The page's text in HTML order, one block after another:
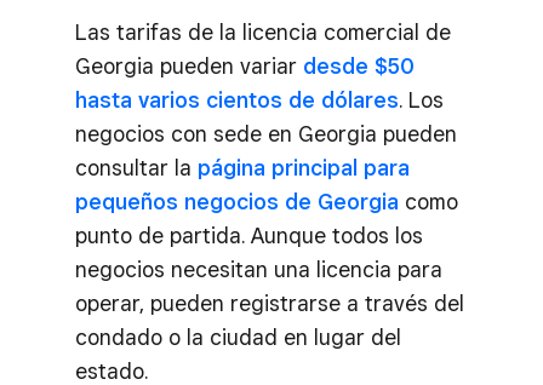
Las tarifas de la licencia comercial de
Georgia pueden variar desde $50
hasta varios cientos de dólares. Los
negocios con sede en Georgia pueden
consultar la página principal para
pequeños negocios de Georgia como
punto de partida. Aunque todos los
negocios necesitan una licencia para
operar, pueden registrarse a través del
condado o la ciudad en lugar del
estado.